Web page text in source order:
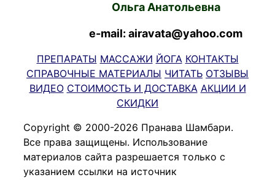
Ольга Анатольевна
e-mail: airavata@yahoo.com
ПРЕПАРАТЫ МАССАЖИ ЙОГА КОНТАКТЫ
СПРАВОЧНЫЕ МАТЕРИАЛЫ ЧИТАТЬ ОТЗЫВЫ
ВИДЕО СТОИМОСТЬ И ДОСТАВКА АКЦИИ И
СКИДКИ
Copyright © 2000-2026 Пранава Шамбари.
Все права защищены. Использование
материалов сайта разрешается только с
указанием ссылки на источник